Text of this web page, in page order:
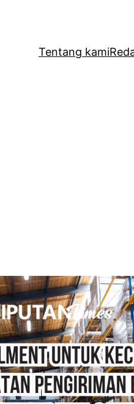
Tentang kami